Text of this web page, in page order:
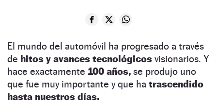
El mundo del automóvil ha progresado a través
de hitos y avances tecnológicos visionarios. Y
hace exactamente 100 años, se produjo uno
que fue muy importante y que ha trascendido
hasta nuestros días.